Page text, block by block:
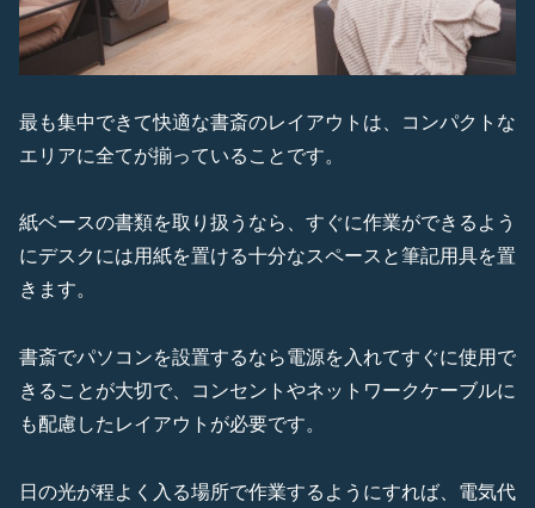
最も集中できて快適な書斎のレイアウトは、コンパクトな
エリアに全てが揃っていることです。
紙ベースの書類を取り扱うなら、すぐに作業ができるよう
にデスクには用紙を置ける十分なスペースと筆記用具を置
きます。
書斎でパソコンを設置するなら電源を入れてすぐに使用で
きることが大切で、コンセントやネットワークケーブルに
も配慮したレイアウトが必要です。
日の光が程よく入る場所で作業するようにすれば、電気代